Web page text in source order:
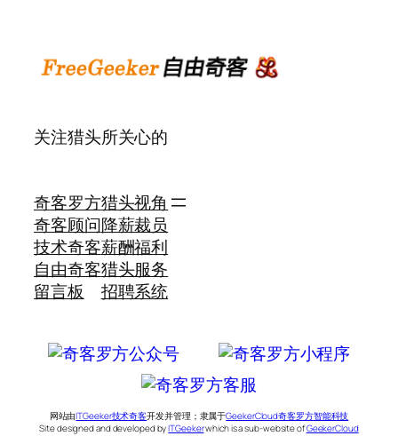
关注猎头所关心的
奇客罗方
奇客顾问
技术奇客
自由奇客
留言板
猎头视角
降薪裁员
薪酬福利
猎头服务
招聘系统
网站由ITGeeker技术奇客开发并管理；隶属于GeekerCloud奇客罗方智能科技
Site designed and developed byITGeekerwhich is a sub-website ofGeekerCloud